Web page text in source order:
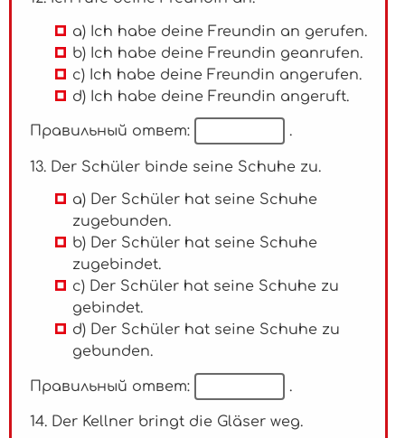
a) Ich habe deine Freundin an gerufen.
b) Ich habe deine Freundin geanrufen.
c) Ich habe deine Freundin angerufen.
d) Ich habe deine Freundin angeruft.
Правильный ответ: .
13. Der Schüler binde seine Schuhe zu.
a) Der Schüler hat seine Schuhe
zugebunden.
b) Der Schüler hat seine Schuhe
zugebindet.
c) Der Schüler hat seine Schuhe zu
gebindet.
d) Der Schüler hat seine Schuhe zu
gebunden.
Правильный ответ: .
14. Der Kellner bringt die Gläser weg.